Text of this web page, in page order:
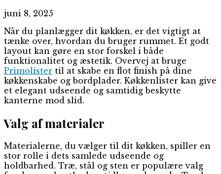
juni 8, 2025
Når du planlægger dit køkken, er det vigtigt at
tænke over, hvordan du bruger rummet. Et godt
layout kan gøre en stor forskel i både
funktionalitet og æstetik. Overvej at bruge
Primolister til at skabe en flot finish på dine
køkkenskabe og bordplader. Køkkenlister kan give
et elegant udseende og samtidig beskytte
kanterne mod slid.
Valg af materialer
Materialerne, du vælger til dit køkken, spiller en
stor rolle i dets samlede udseende og
holdbarhed. Træ, stål og sten er populære valg